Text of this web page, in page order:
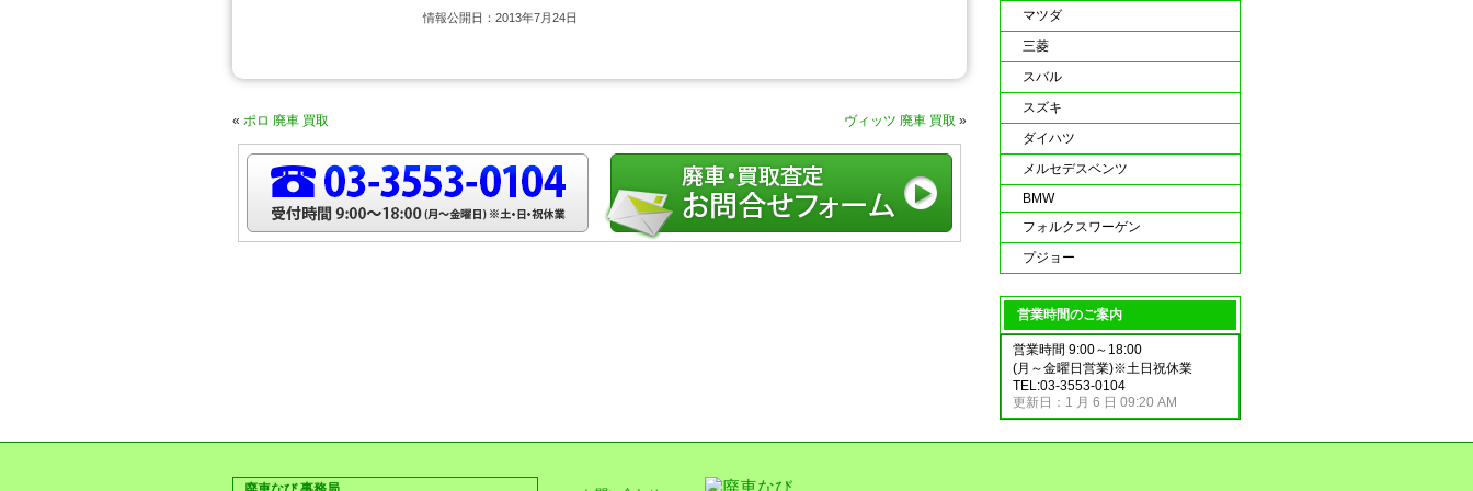
情報公開日：2013年7月24日
« ポロ 廃車 買取 ヴィッツ 廃車 買取 »
マツダ
三菱
スバル
スズキ
ダイハツ
メルセデスベンツ
BMW
フォルクスワーゲン
プジョー
営業時間のご案内
営業時間 9:00～18:00
(月～金曜日営業)※土日祝休業
TEL:03-3553-0104
更新日：1 月 6 日 09:20 AM